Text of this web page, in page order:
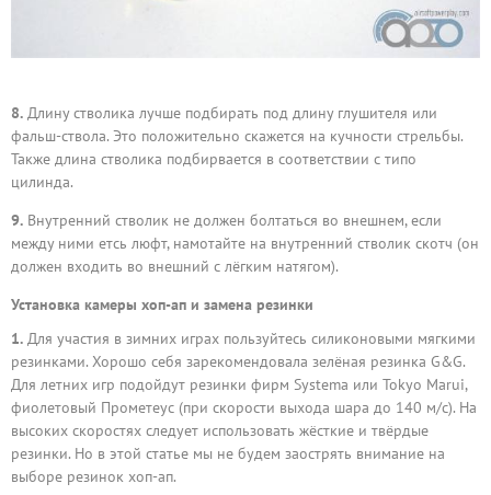
8. Длину стволика лучше подбирать под длину глушителя или
фальш-ствола. Это положительно скажется на кучности стрельбы.
Также длина стволика подбирвается в соответствии с типо
цилинда.
9. Внутренний стволик не должен болтаться во внешнем, если
между ними етсь люфт, намотайте на внутренний стволик скотч (он
должен входить во внешний с лёгким натягом).
Установка камеры хоп-ап и замена резинки
1. Для участия в зимних играх пользуйтесь силиконовыми мягкими
резинками. Хорошо себя зарекомендовала зелёная резинка G&G.
Для летних игр подойдут резинки фирм Systema или Tokyo Marui,
фиолетовый Прометеус (при скорости выхода шара до 140 м/с). На
высоких скоростях следует использовать жёсткие и твёрдые
резинки. Но в этой статье мы не будем заострять внимание на
выборе резинок хоп-ап.